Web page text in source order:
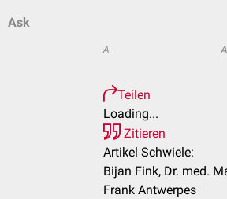
Ask
A A
Teilen
Loading...
Zitieren
Artikel Schwiele:
Bijan Fink, Dr. med.
Frank Antwerpes